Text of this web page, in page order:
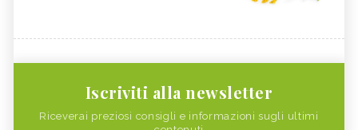
Iscriviti alla newsletter
Riceverai preziosi consigli e informazioni sugli ultimi